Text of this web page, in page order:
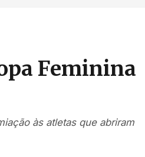
Feminina
às atletas que abriram